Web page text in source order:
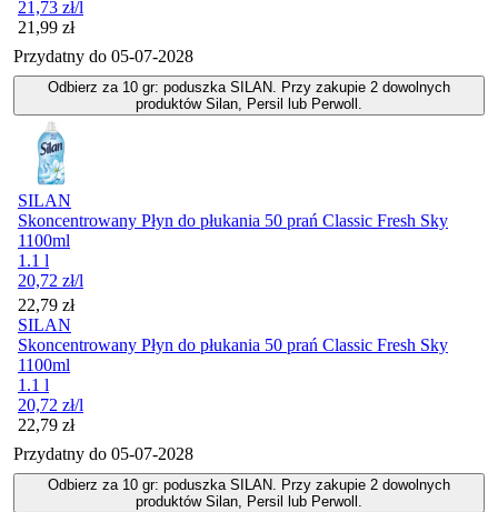
21,73 zł/l
Cena
21,99 zł
Przydatny do 05-07-2028
Odbierz za 10 gr: poduszka SILAN. Przy zakupie 2 dowolnych
produktów Silan, Persil lub Perwoll.
SILAN
Skoncentrowany Płyn do płukania 50 prań Classic Fresh Sky
1100ml
1.1 l
20,72 zł/l
Cena
22,79 zł
SILAN
Skoncentrowany Płyn do płukania 50 prań Classic Fresh Sky
1100ml
1.1 l
20,72 zł/l
Cena
22,79 zł
Przydatny do 05-07-2028
Odbierz za 10 gr: poduszka SILAN. Przy zakupie 2 dowolnych
produktów Silan, Persil lub Perwoll.